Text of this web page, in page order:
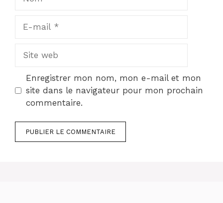
mail
web
Enregistrer mon nom, mon e-mail et mon
site dans le navigateur pour mon prochain
commentaire.